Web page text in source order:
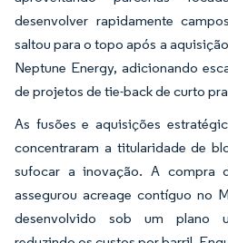
desenvolver rapidamente
saltou para o topo após a
Neptune Energy, adicionando
de projetos de tie-back de curto
As fusões e aquisições
concentraram a titularidade de
sufocar a inovação. A compra
assegurou acreage contíguo no
desenvolvido sob um plano